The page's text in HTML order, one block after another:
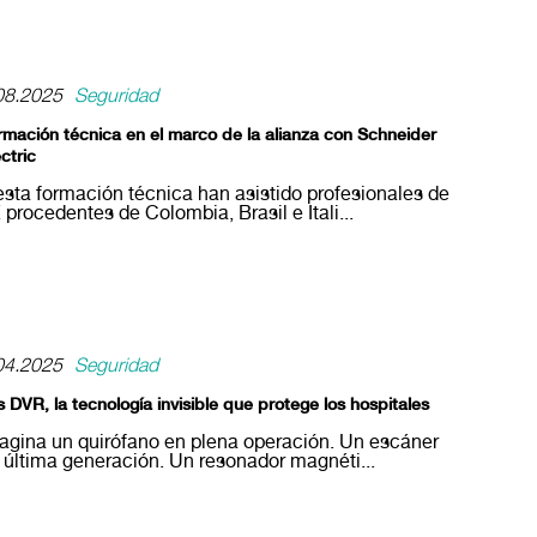
Seguridad
técnica en el marco de la alianza con Schneider
formación técnica han asistido profesionales de
procedentes de Colombia, Brasil e Itali...
Seguridad
DVR, la tecnología invisible que protege los hospitales
un quirófano en plena operación. Un escáner
generación. Un resonador magnéti...